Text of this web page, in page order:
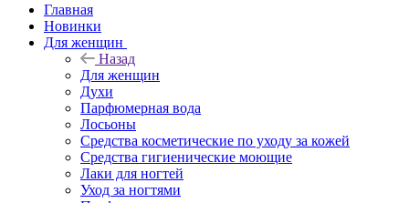
Главная
Новинки
Для женщин
Назад
Для женщин
Духи
Парфюмерная вода
Лосьоны
Средства косметические по уходу за кожей
Средства гигиенические моющие
Лаки для ногтей
Уход за ногтями